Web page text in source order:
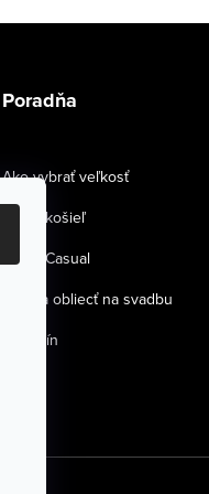
Poradňa
Ako vybrať veľkosť
Strihy košieľ
Smart Casual
Ako sa obliecť na svadbu
Magazín